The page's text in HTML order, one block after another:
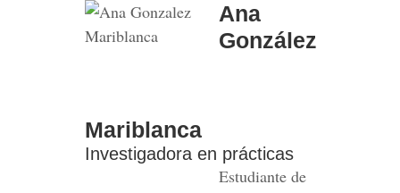
González
Mariblanca
Ana
González
Mariblanca
Investigadora en prácticas
Estudiante de